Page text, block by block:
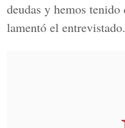
deudas y hemos
lamentó el entrevistado.